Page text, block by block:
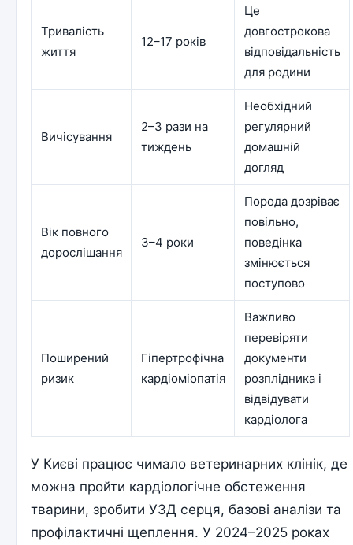
Тривалість
життя
12–17 років
Це
довгострокова
відповідальність
для родини
Вичісування
2–3 рази на
тиждень
Необхідний
регулярний
домашній
догляд
Вік повного
дорослішання
3–4 роки
Порода дозріває
повільно,
поведінка
змінюється
поступово
Поширений
ризик
Гіпертрофічна
кардіоміопатія
Важливо
перевіряти
документи
розплідника і
відвідувати
кардіолога
У Києві працює чимало ветеринарних клінік, де
можна пройти кардіологічне обстеження
тварини, зробити УЗД серця, базові аналізи та
профілактичні щеплення. У 2024–2025 роках